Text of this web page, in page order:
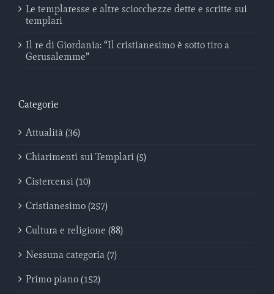
Le templaresse e altre sciocchezze dette e scritte sui
templari
Il re di Giordania: “Il cristianesimo è sotto tiro a
Gerusalemme”
Categorie
Attualità (36)
Chiarimenti sui Templari (5)
Cistercensi (10)
Cristianesimo (257)
Cultura e religione (88)
Nessuna categoria (7)
Primo piano (152)